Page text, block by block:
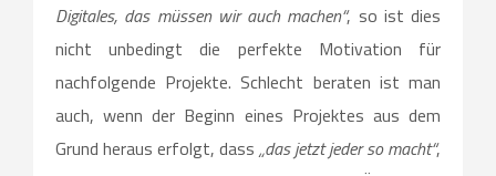
Digitales, das müssen wir auch machen“, so ist dies
nicht unbedingt die perfekte Motivation für
nachfolgende Projekte. Schlecht beraten ist man
auch, wenn der Beginn eines Projektes aus dem
Grund heraus erfolgt, dass „das jetzt jeder so macht“,